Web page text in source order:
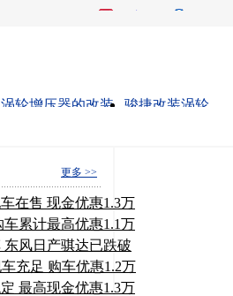
涡轮增压器的改装
骏捷改装涡轮
更多 >>
在售 现金优惠1.3万
累计最高优惠1.1万
风日产骐达已跌破
充足 购车优惠1.2万
最高现金优惠1.3万